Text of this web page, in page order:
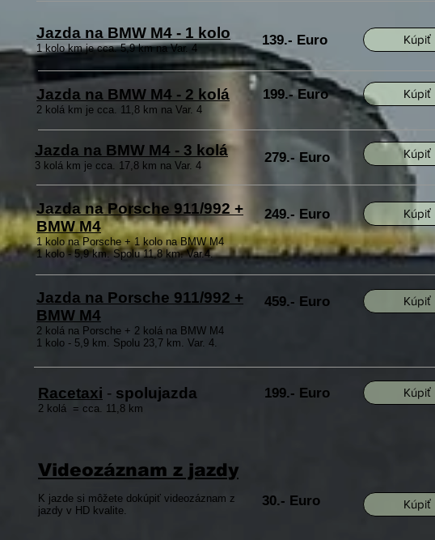
Jazda na BMW M4 - 1 kolo
1 kolo km je cca. 5,9 km na Var. 4
139.- Euro Kúpiť
Jazda na BMW M4 - 2 kolá
2 kolá km je cca. 11,8 km na Var. 4
199.- Euro Kúpiť
Jazda na BMW M4 - 3 kolá
3 kolá km je cca. 17,8 km na Var. 4
279.- Euro Kúpiť
Jazda na Porsche 911/992 +
BMW M4
1 kolo na Porsche + 1 kolo na BMW M4
1 kolo - 5,9 km. Spolu 11,8 km. Var.4.
249.- Euro Kúpiť
Jazda na Porsche 911/992 +
BMW M4
2 kolá na Porsche + 2 kolá na BMW M4
1 kolo - 5,9 km. Spolu 23,7 km. Var. 4.
459.- Euro Kúpiť
Racetaxi - spolujazda
2 kolá = cca. 11,8 km
199.- Euro Kúpiť
Videozáznam z jazdy
K jazde si môžete dokúpiť videozáznam z
jazdy v HD kvalite.
30.- Euro Kúpiť